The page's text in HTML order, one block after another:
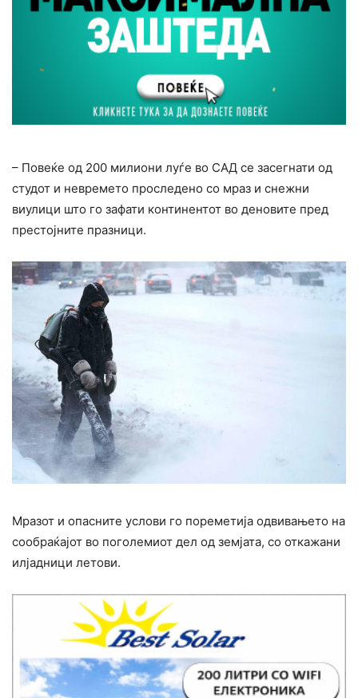
– Повеќе од 200 милиони луѓе во САД се засегнати од
студот и невремето проследено со мраз и снежни
виулици што го зафати континентот во деновите пред
престојните празници.
Мразот и опасните услови го пореметија одвивањето на
сообраќајот во поголемиот дел од земјата, со откажани
илјадници летови.